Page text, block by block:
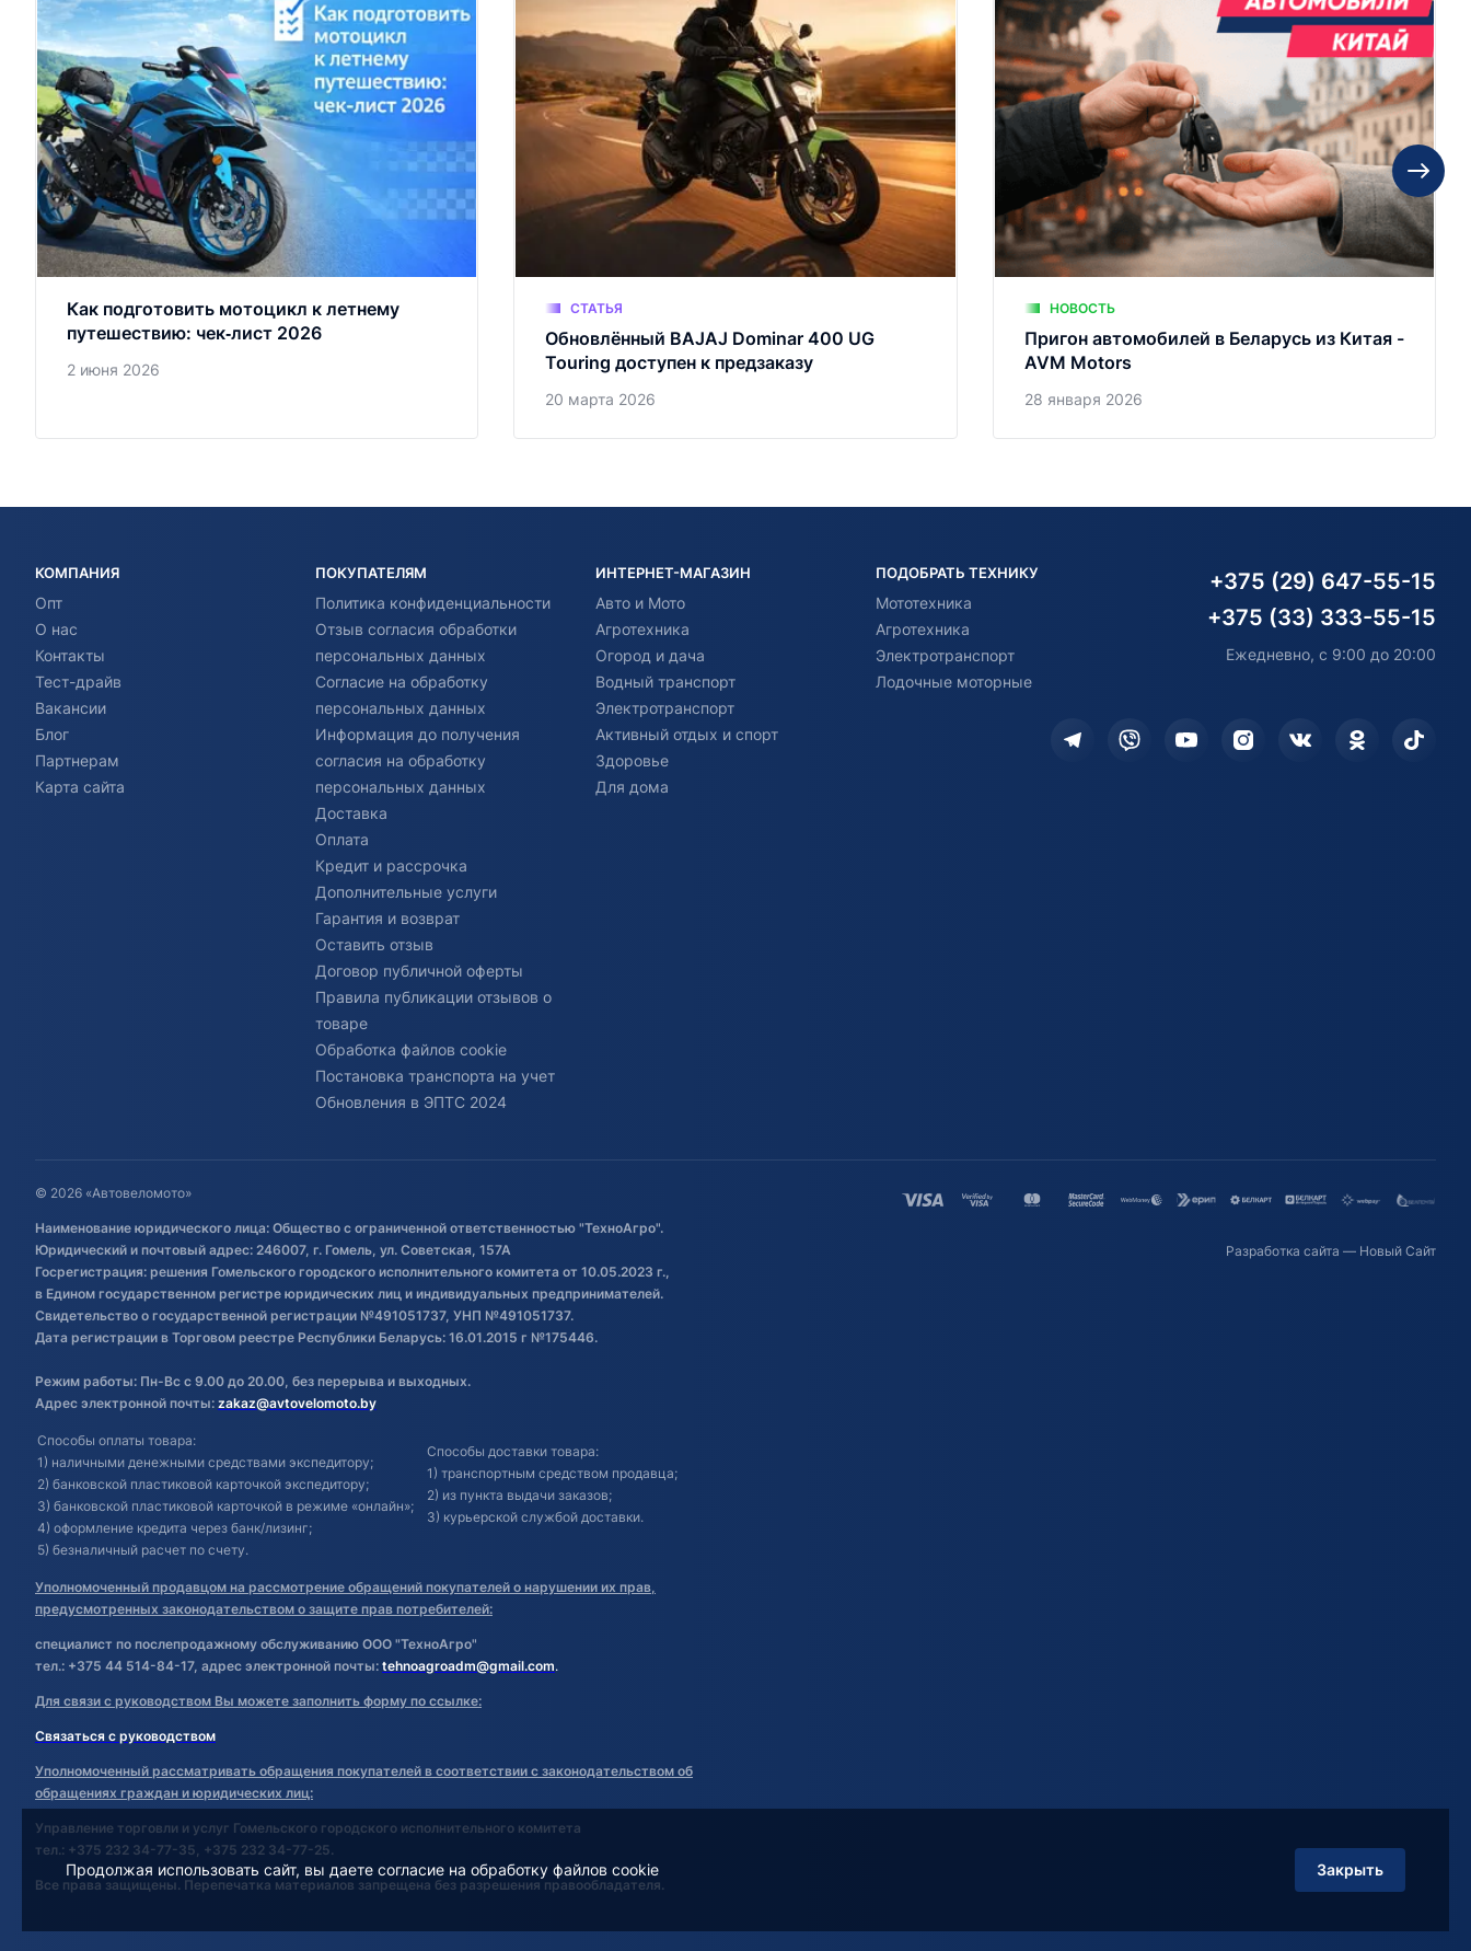
Как подготовить мотоцикл к летнему
путешествию: чек‑лист 2026
2 июня 2026
СТАТЬЯ
Обновлённый BAJAJ Dominar 400 UG
Touring доступен к предзаказу
20 марта 2026
НОВОСТЬ
Пригон автомобилей в Беларусь из Китая -
AVM Motors
28 января 2026
КОМПАНИЯ
Опт
О нас
Контакты
Тест-драйв
Вакансии
Блог
Партнерам
Карта сайта
ПОКУПАТЕЛЯМ
Политика конфиденциальности
Отзыв согласия обработки
персональных данных
Согласие на обработку
персональных данных
Информация до получения
согласия на обработку
персональных данных
Доставка
Оплата
Кредит и рассрочка
Дополнительные услуги
Гарантия и возврат
Оставить отзыв
Договор публичной оферты
Правила публикации отзывов о
товаре
Обработка файлов cookie
Постановка транспорта на учет
Обновления в ЭПТС 2024
ИНТЕРНЕТ-МАГАЗИН
Авто и Мото
Агротехника
Огород и дача
Водный транспорт
Электротранспорт
Активный отдых и спорт
Здоровье
Для дома
ПОДОБРАТЬ ТЕХНИКУ
Мототехника
Агротехника
Электротранспорт
Лодочные моторные
+375 (29) 647-55-15
+375 (33) 333-55-15
Ежедневно, с 9:00 до 20:00
© 2026 «Автовеломото»
Наименование юридического лица: Общество с ограниченной ответственностью "ТехноАгро".
Юридический и почтовый адрес: 246007, г. Гомель, ул. Советская, 157А
Госрегистрация: решения Гомельского городского исполнительного комитета от 10.05.2023 г.,
в Едином государственном регистре юридических лиц и индивидуальных предпринимателей.
Свидетельство о государственной регистрации №491051737, УНП №491051737.
Дата регистрации в Торговом реестре Республики Беларусь: 16.01.2015 г №175446.
Режим работы: Пн-Вс с 9.00 до 20.00, без перерыва и выходных.
Адрес электронной почты: zakaz@avtovelomoto.by
Способы оплаты товара:
1) наличными денежными средствами экспедитору;
2) банковской пластиковой карточкой экспедитору;
3) банковской пластиковой карточкой в режиме «онлайн»;
4) оформление кредита через банк/лизинг;
5) безналичный расчет по счету.
Способы доставки товара:
1) транспортным средством продавца;
2) из пункта выдачи заказов;
3) курьерской службой доставки.
Уполномоченный продавцом на рассмотрение обращений покупателей о нарушении их прав,
предусмотренных законодательством о защите прав потребителей:
специалист по послепродажному обслуживанию ООО "ТехноАгро"
тел.: +375 44 514-84-17, адрес электронной почты: tehnoagroadm@gmail.com.
Для связи с руководством Вы можете заполнить форму по ссылке:
Связаться с руководством
Уполномоченный рассматривать обращения покупателей в соответствии с законодательством об
обращениях граждан и юридических лиц:
Управление торговли и услуг Гомельского городского исполнительного комитета
тел.: +375 232 34-77-35, +375 232 34-77-25.
Все права защищены. Перепечатка материалов запрещена без разрешения правообладателя.
Разработка сайта — Новый Сайт
Продолжая использовать сайт, вы даете согласие на обработку файлов cookie Закрыть